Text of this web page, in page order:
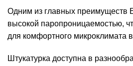
Одним из главных преимуществ
высокой паропроницаемостью,
для комфортного микроклимата
Штукатурка доступна в